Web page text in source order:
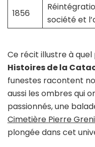
1856
société et
Ce récit illustre à quel
Histoires de la
funestes racontent
aussi les ombres qui
passionnés, une
Cimetière Pierre
plongée dans cet